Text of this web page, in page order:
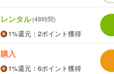
レンタル(48時間)
1%還元 ：2ポイント獲得
購入
1%還元 ：6ポイント獲得